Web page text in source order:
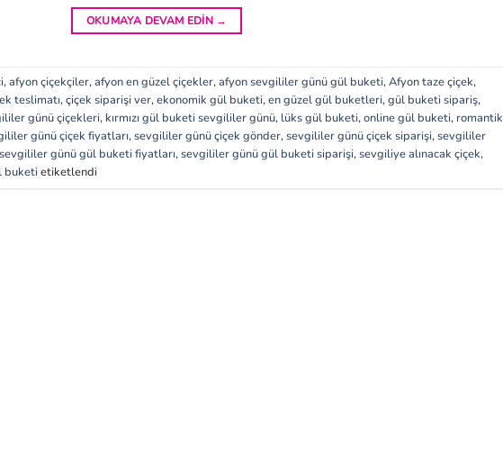
OKUMAYA DEVAM EDIN →
,afyon çiçekçiler,afyon en güzel çiçekler,afyon sevgililer günü gül buketi,Afyon taze çiçek,
teslimatı,çiçek siparişi ver,ekonomik gül buketi,en güzel gül buketleri,gül buketi sipariş,
günü çiçekleri, kırmızı gül buketi sevgililer günü, lüks gül buketi,online gül buketi, romantik
günü çiçek fiyatları,sevgililer günü çiçek gönder,sevgililer günü çiçek siparişi,sevgililer
sevgililer günü gül buketi fiyatları,sevgililer günü gül buketi siparişi,sevgiliye alınacak çiçek,
buketi etiketlendi